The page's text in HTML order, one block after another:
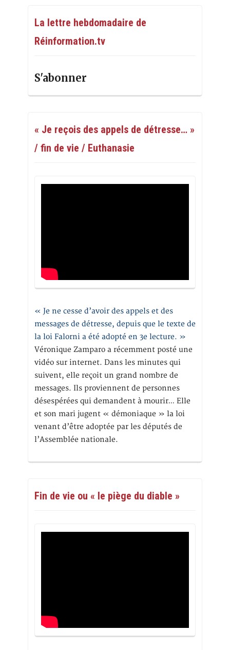
La lettre hebdomadaire de
Réinformation.tv
S'abonner
« Je reçois des appels de détresse… »
/ fin de vie / Euthanasie
« Je ne cesse d’avoir des appels et des
messages de détresse, depuis que le texte de
la loi Falorni a été adopté en 3e lecture. »
Véronique Zamparo a récemment posté une
vidéo sur internet. Dans les minutes qui
suivent, elle reçoit un grand nombre de
messages. Ils proviennent de personnes
désespérées qui demandent à mourir… Elle
et son mari jugent « démoniaque » la loi
venant d’être adoptée par les députés de
l’Assemblée nationale.
Fin de vie ou « le piège du diable »